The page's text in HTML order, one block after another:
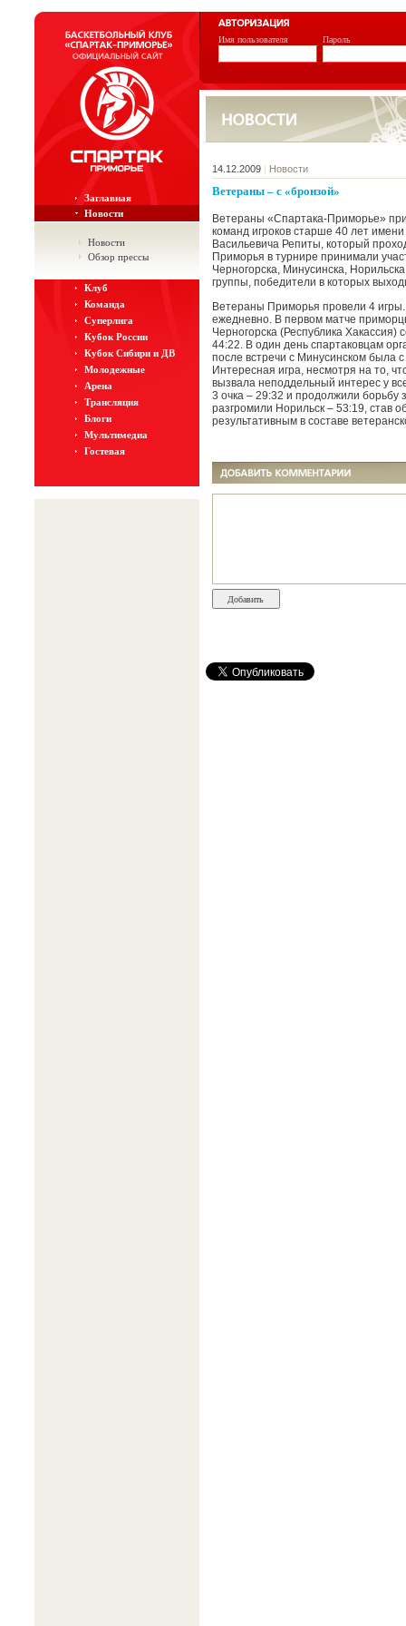
Имя пользователя Пароль
Заглавная
Новости
Новости
Обзор прессы
Клуб
Команда
Суперлига
Кубок России
Кубок Сибири и ДВ
Молодежные
Арена
Трансляция
Блоги
Мультимедиа
Гостевая
14.12.2009 | Новости
Ветераны – с «бронзой»
Ветераны «Спартака-Приморье»
команд игроков старше 40 лет
Васильевича Репиты, который
Приморья в турнире принимали
Черногорска, Минусинска,
группы, победители в которых
Ветераны Приморья провели 4
ежедневно. В первом матче
Черногорска (Республика
44:22. В один день спартаковцам
после встречи с Минусинском была
Интересная игра, несмотря на то,
вызвала неподдельный интерес у
3 очка – 29:32 и продолжили борьбу
разгромили Норильск – 53:19, став
результативным в составе